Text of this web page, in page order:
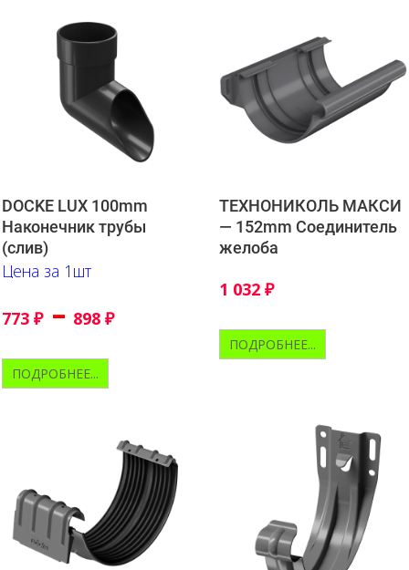
DOCKE LUX 100mm
Наконечник трубы
(слив)
Цена за 1шт
773 ₽ – 898 ₽
ПОДРОБНЕЕ...
ТЕХНОНИКОЛЬ МАКСИ
— 152mm Соединитель
желоба
1 032 ₽
ПОДРОБНЕЕ...